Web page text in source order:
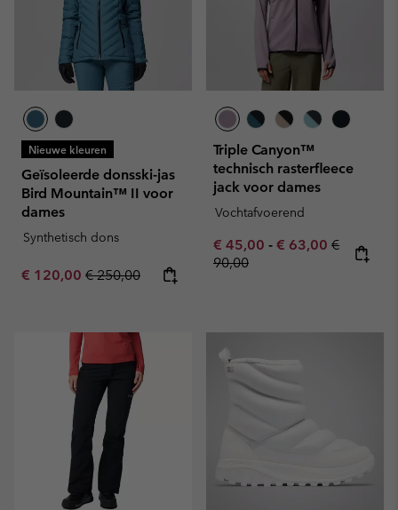
Nieuwe kleuren
Geïsoleerde donsski-jas
Bird Mountain™ II voor
dames
Synthetisch dons
Sale price:
€ 120,00 Regular price:
€ 250,00
Triple Canyon™
technisch rasterfleece
jack voor dames
Vochtafvoerend
Minimum sale price:
€ 45,00 - Maximum sale
€ 63,00 Regular
€
90,00